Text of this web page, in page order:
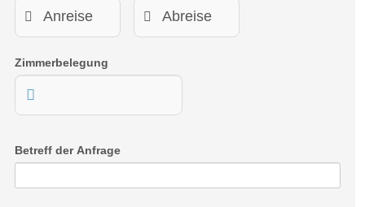
Zimmerbelegung
Betreff der Anfrage